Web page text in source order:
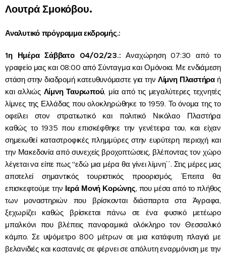
Λουτρά Σμοκόβου.
Αναλυτικό πρόγραμμα εκδρομής.:
1η Ημέρα Σάββατο 04/02/23.:Αναχώρηση 07:30 από το
γραφείο μας και 08:00 από Σύνταγμα και Ομόνοια. Με ενδιάμεση
στάση στην διαδρομή κατευθυνόμαστε για την Λίμνη Πλαστήρα ή
και αλλιώς Λίμνη Ταυρωπού, μία από τις μεγαλύτερες τεχνητές
λίμνες της Ελλάδας που ολοκληρώθηκε το 1959. Το όνομα της το
οφείλει στον στρατιωτικό και πολιτικό Νικόλαο Πλαστήρα
καθώς το 1935 που επισκέφθηκε την γενέτειρα του, και είχαν
σημειωθεί καταστροφικές πλημμύρες στην ευρύτερη περιοχή και
την Μακεδονία από συνεχείς βροχοπτώσεις, βλέποντας τον χώρο
λέγεται να είπε πως "εδώ μια μέρα θα γίνει λίμνη΄΄. Στις μέρες μας
αποτελεί σημαντικός τουριστικός προορισμός. Έπειτα θα
επισκεφτούμε την Ιερά Μονή Κορώνης, που μέσα από το πλήθος
των μοναστηριών που βρίσκονται διάσπαρτα στα Άγραφα,
ξεχωρίζει καθώς βρίσκεται πάνω σε ένα φυσικό μετέωρο
μπαλκόνι που βλέπεις πανοραμικά ολόκληρο τον Θεσσαλικό
κάμπο. Σε υψόμετρο 800 μέτρων σε μια κατάφυτη πλαγιά με
βελανιδιές και καστανιές σε φέρνει σε απόλυτη εναρμόνιση με την